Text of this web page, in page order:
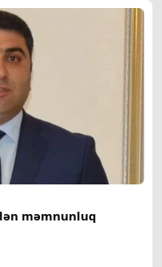
məmnunluq